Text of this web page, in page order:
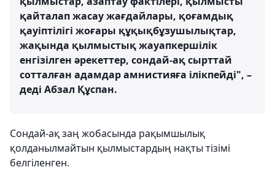
қайталап жасау жағдайлары, қоғамдық
қауіптілігі жоғары құқықбұзушылықтар,
жақында қылмыстық жауапкершілік
енгізілген әрекеттер, сондай-ақ сырттай
сотталған адамдар амнистияға ілікпейді", –
деді Абзал Құспан.
Сондай-ақ заң жобасында рақымшылық
қолданылмайтын қылмыстардың нақты тізімі
белгіленген.